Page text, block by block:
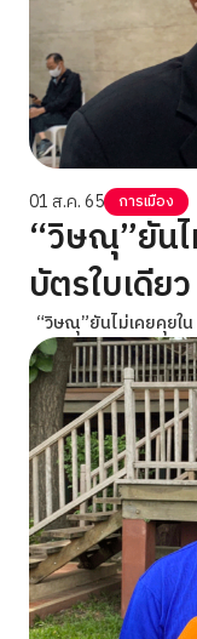
01 ส.ค. 65 การเมือง
“วิษณุ”ยัน
บัตรใบเดียว
“วิษณุ”ยันไม่เคยคุยใ